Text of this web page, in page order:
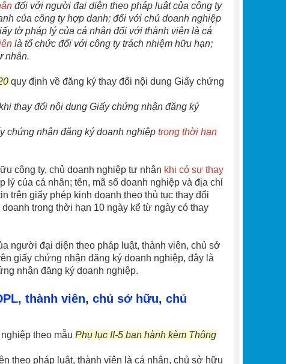
đối với người đại diện theo pháp luật của công ty
của công ty hợp danh; đối với chủ doanh nghiệp
tờ pháp lý của cá nhân đối với thành viên là cá
là tổ chức đối với công ty trách nhiệm hữu hạn;
nhân.
quy định về đăng ký thay đổi nội dung Giấy chứng
thay đổi nội dung Giấy chứng nhận đăng ký
chứng nhận đăng ký doanh nghiệp trong thời hạn
công ty, chủ doanh nghiệp tư nhân khi có sự thay
lý của cá nhân; tên, mã số doanh nghiệp và địa chỉ
trên giấy phép kinh doanh theo thủ tục thay đổi
trong thời hạn 10 ngày kể từ ngày có thay
người đại diện theo pháp luật, thành viên, chủ sở
giấy chứng nhận đăng ký doanh nghiệp, đây là
nhận đăng ký doanh nghiệp.
thành viên, chủ sở hữu, chủ
theo mẫu Phụ lục II-5 ban hành kèm Thông
theo pháp luật, thành viên là cá nhân, chủ sở hữu